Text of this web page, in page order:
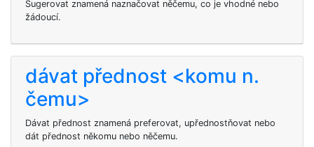
Sugerovat znamená naznačovat něčemu, co je vhodné nebo
žádoucí.
dávat přednost <komu n.
čemu>
Dávat přednost znamená preferovat, upřednostňovat nebo
dát přednost někomu nebo něčemu.